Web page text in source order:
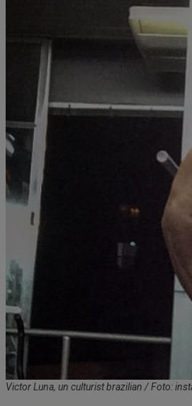
Victor Luna, un culturist brazilian / Foto: